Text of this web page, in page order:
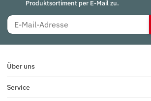
Produktsortiment per E-Mail zu.
Über uns
Service